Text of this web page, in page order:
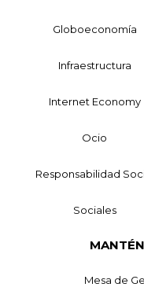
Globoeconomía
Infraestructura
Internet Economy
Ocio
Responsabilidad
Sociales
Mesa de